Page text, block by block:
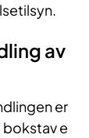
av
er
bokstav e